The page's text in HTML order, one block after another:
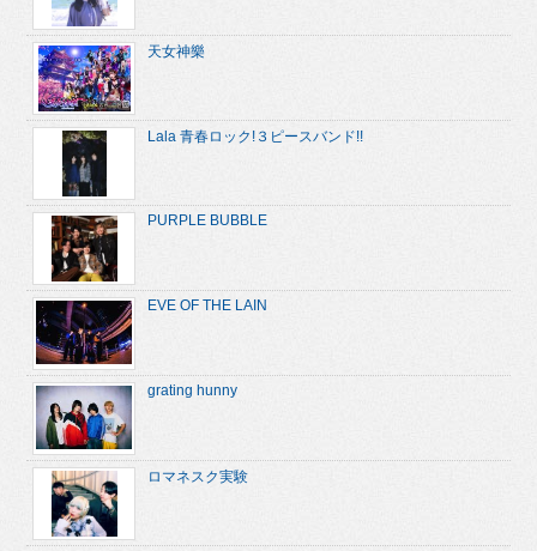
天女神樂
Lala 青春ロック!３ピースバンド!!
PURPLE BUBBLE
EVE OF THE LAIN
grating hunny
ロマネスク実験